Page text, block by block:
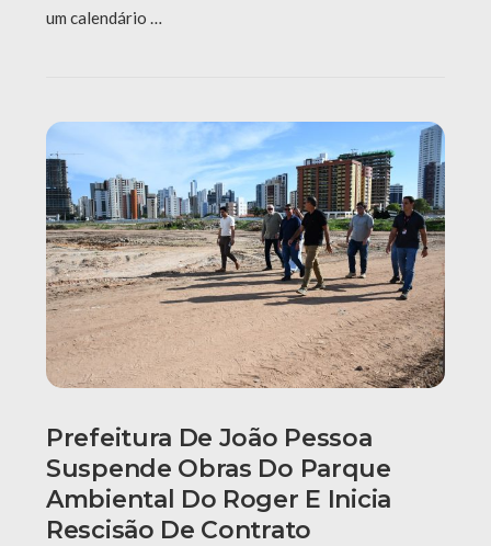
um calendário …
Prefeitura De João Pessoa
Suspende Obras Do Parque
Ambiental Do Roger E Inicia
Rescisão De Contrato